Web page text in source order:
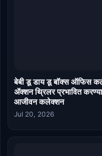
बेबी डू डाय डू बॉक्स ऑफिस
ॲक्शन थ्रिलर प्रभावित
आजीवन कलेक्शन
Jul 20, 2026